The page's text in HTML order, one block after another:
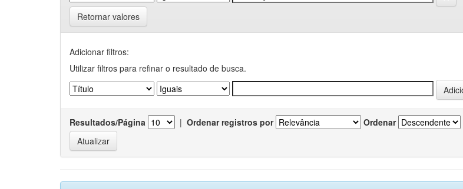
Retornar valores
Adicionar filtros:
Utilizar filtros para refinar o resultado de busca.
Resultados/Página | Ordenar registros por Ordenar